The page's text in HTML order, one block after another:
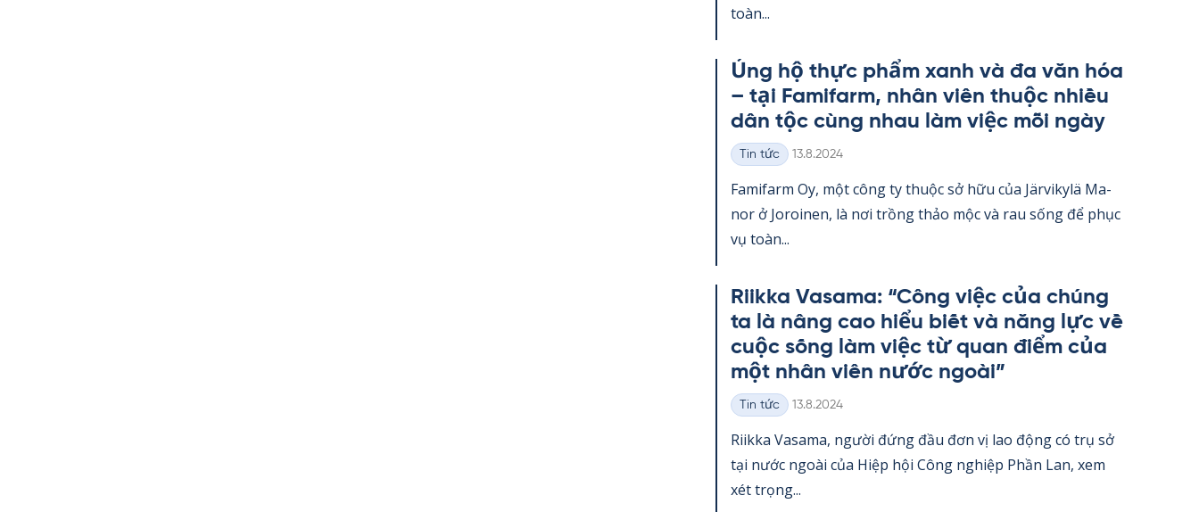
toàn...
Ủng hộ thực phẩm xanh và đa văn hóa
– tại Fa­mi­farm, nhân viên thuộc nhiều
dân tộc cùng nhau làm việc mỗi ngày
Thể
loại
Tin tức Kirjoitettu
13.8.2024
Fa­mi­farm Oy, một công ty thuộc sở hữu của Jär­vi­kylä Ma­
nor ở Jo­roi­nen, là nơi trồng thảo mộc và rau sống để phục
vụ toàn...
Riikka Va­sama: “Công việc của chúng
ta là nâng cao hiểu biết và năng lực về
cuộc sống làm việc từ quan điểm của
một nhân viên nước ngoài”
Thể
loại
Tin tức Kirjoitettu
13.8.2024
Riikka Va­sama, người đứng đầu đơn vị lao động có trụ sở
tại nước ngoài của Hiệp hội Công ng­hiệp Phần Lan, xem
xét trọng...